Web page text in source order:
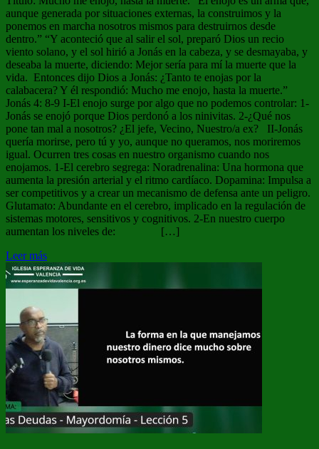
aunque generada por situaciones externas, la construimos y la
ponemos en marcha nosotros mismos para destruirnos desde
dentro.” “Y aconteció que al salir el sol, preparó Dios un recio
viento solano, y el sol hirió a Jonás en la cabeza, y se desmayaba, y
deseaba la muerte, diciendo: Mejor sería para mí la muerte que la
vida. Entonces dijo Dios a Jonás: ¿Tanto te enojas por la
calabacera? Y él respondió: Mucho me enojo, hasta la muerte.”
Jonás 4: 8-9 I-El enojo surge por algo que no podemos controlar: 1-
Jonás se enojó porque Dios perdonó a los ninivitas. 2-¿Qué nos
pone tan mal a nosotros? ¿El jefe, Vecino, Nuestro/a ex? II-Jonás
quería morirse, pero tú y yo, aunque no queramos, nos moriremos
igual. Ocurren tres cosas en nuestro organismo cuando nos
enojamos. 1-El cerebro segrega: Noradrenalina: Una hormona que
aumenta la presión arterial y el ritmo cardíaco. Dopamina: Impulsa a
ser competitivos y a crear un mecanismo de defensa ante un peligro.
Glutamato: Abundante en el cerebro, implicado en la regulación de
sistemas motores, sensitivos y cognitivos. 2-En nuestro cuerpo
aumentan los niveles de: […]
Leer más